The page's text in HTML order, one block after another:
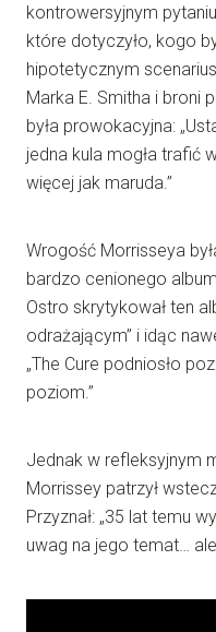
kontrowersyjnym
które dotyczyło, kogo
hipotetycznym
Marka E. Smitha i broni
była prowokacyjna:
jedna kula mogła trafić
więcej jak maruda.”
Wrogość Morrisseya
bardzo cenionego
Ostro skrytykował ten
odrażającym” i idąc
„The Cure podniosło
poziom.”
Jednak w refleksyjnym
Morrissey patrzył
Przyznał: „35 lat temu
uwag na jego temat…